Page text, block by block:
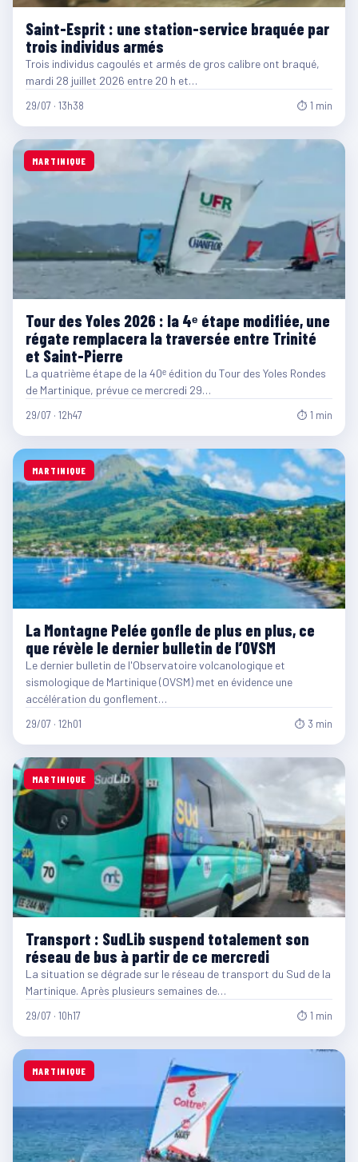
Saint-Esprit : une station-service braquée par
trois individus armés
Trois individus cagoulés et armés de gros calibre ont braqué,
mardi 28 juillet 2026 entre 20 h et…
29/07 · 13h38 ⏱ 1 min
MARTINIQUE
Tour des Yoles 2026 : la 4ᵉ étape modifiée, une
régate remplacera la traversée entre Trinité
et Saint-Pierre
La quatrième étape de la 40ᵉ édition du Tour des Yoles Rondes
de Martinique, prévue ce mercredi 29…
29/07 · 12h47 ⏱ 1 min
MARTINIQUE
La Montagne Pelée gonfle de plus en plus, ce
que révèle le dernier bulletin de l’OVSM
Le dernier bulletin de l'Observatoire volcanologique et
sismologique de Martinique (OVSM) met en évidence une
accélération du gonflement…
29/07 · 12h01 ⏱ 3 min
MARTINIQUE
Transport : SudLib suspend totalement son
réseau de bus à partir de ce mercredi
La situation se dégrade sur le réseau de transport du Sud de la
Martinique. Après plusieurs semaines de…
29/07 · 10h17 ⏱ 1 min
MARTINIQUE